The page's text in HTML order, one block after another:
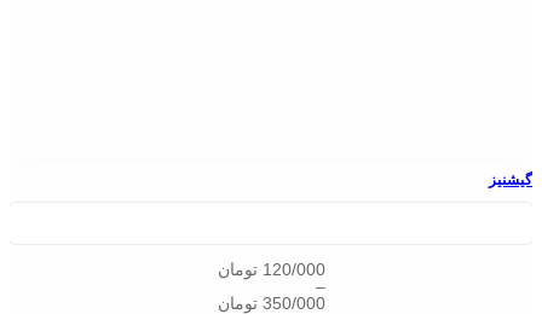
گیشنیز
120/000 تومان
–
350/000 تومان